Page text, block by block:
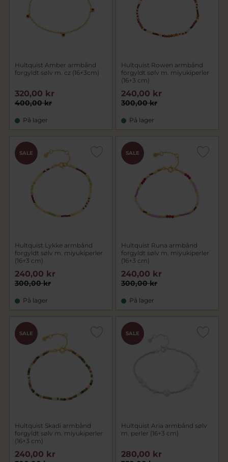
Hultquist Amber armbånd
forgyldt sølv m. cz (16+3cm)
400,00 kr
320,00 kr
På lager
Hultquist Rowen armbånd
forgyldt sølv m. miyukiperler
(16+3 cm)
300,00 kr
240,00 kr
På lager
SALE
Hultquist Lykke armbånd
forgyldt sølv m. miyukiperler
(16+3 cm)
300,00 kr
240,00 kr
På lager
SALE
Hultquist Runa armbånd
forgyldt sølv m. miyukiperler
(16+3 cm)
300,00 kr
240,00 kr
På lager
SALE
Hultquist Skadi armbånd
forgyldt sølv m. miyukiperler
(16+3 cm)
240,00 kr
SALE
Hultquist Aria armbånd sølv
m. perler (16+3 cm)
280,00 kr